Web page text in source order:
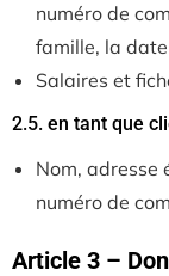
numéro de
famille, la
Salaires et
2.5. en tant que
Nom, adresse
numéro de
Article 3 –